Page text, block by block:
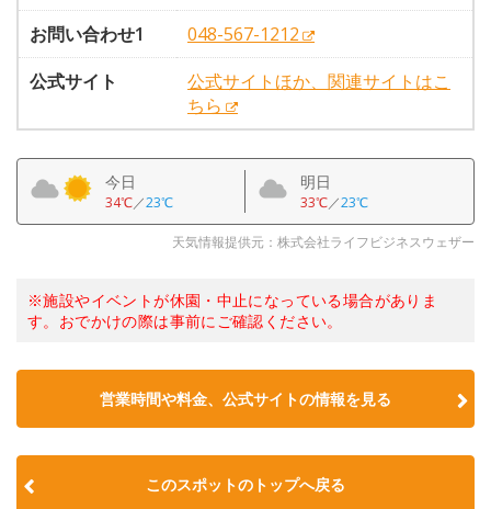
お問い合わせ1
048-567-1212
公式サイト
公式サイトほか、関連サイトはこ
ちら
今日
34℃／23℃
明日
33℃／23℃
天気情報提供元：株式会社ライフビジネスウェザー
※施設やイベントが休園・中止になっている場合がありま
す。おでかけの際は事前にご確認ください。
営業時間や料金、公式サイトの情報を見る
このスポットのトップへ戻る